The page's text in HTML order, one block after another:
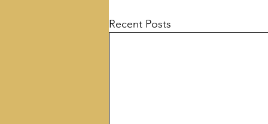
Recent Posts